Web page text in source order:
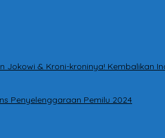
& Kroni-kroninya! Kembalikan
Penyelenggaraan Pemilu 2024